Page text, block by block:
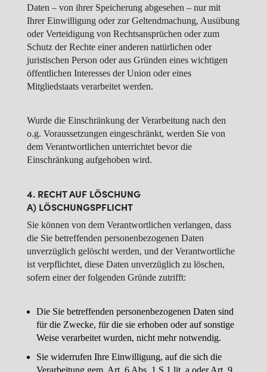
Daten – von ihrer Speicherung abgesehen – nur mit
Ihrer Einwilligung oder zur Geltendmachung, Ausübung
oder Verteidigung von Rechtsansprüchen oder zum
Schutz der Rechte einer anderen natürlichen oder
juristischen Person oder aus Gründen eines wichtigen
öffentlichen Interesses der Union oder eines
Mitgliedstaats verarbeitet werden.
Wurde die Einschränkung der Verarbeitung nach den
o.g. Voraussetzungen eingeschränkt, werden Sie von
dem Verantwortlichen unterrichtet bevor die
Einschränkung aufgehoben wird.
4. RECHT AUF LÖSCHUNG
A) LÖSCHUNGSPFLICHT
Sie können von dem Verantwortlichen verlangen, dass
die Sie betreffenden personenbezogenen Daten
unverzüglich gelöscht werden, und der Verantwortliche
ist verpflichtet, diese Daten unverzüglich zu löschen,
sofern einer der folgenden Gründe zutrifft:
Die Sie betreffenden personenbezogenen Daten sind
für die Zwecke, für die sie erhoben oder auf sonstige
Weise verarbeitet wurden, nicht mehr notwendig.
Sie widerrufen Ihre Einwilligung, auf die sich die
Verarbeitung gem. Art. 6 Abs. 1 S.1 lit. a oder Art. 9